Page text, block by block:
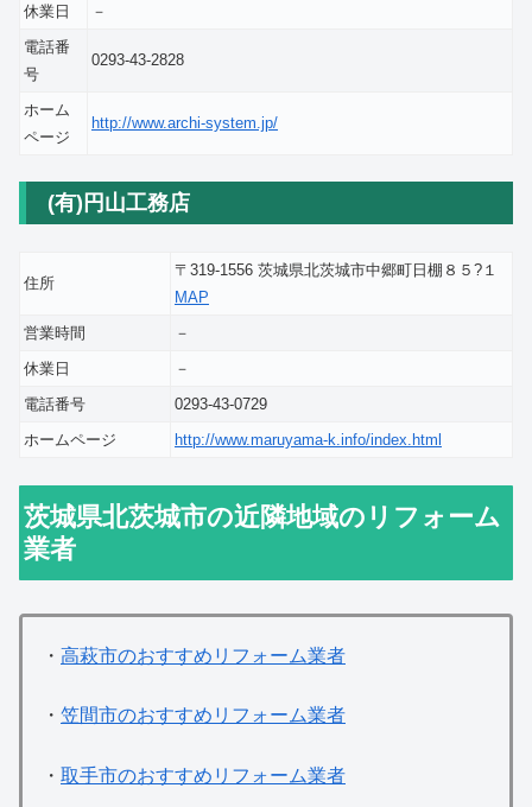
休業日
－
電話番
号
0293-43-2828
ホーム
ページ
http://www.archi-system.jp/
(有)円山工務店
住所
〒319-1556 茨城県北茨城市中郷町日棚８５?１
MAP
営業時間
－
休業日
－
電話番号
0293-43-0729
ホームページ
http://www.maruyama-k.info/index.html
茨城県北茨城市の近隣地域のリフォーム
業者
・ 高萩市のおすすめリフォーム業者
・ 笠間市のおすすめリフォーム業者
・ 取手市のおすすめリフォーム業者